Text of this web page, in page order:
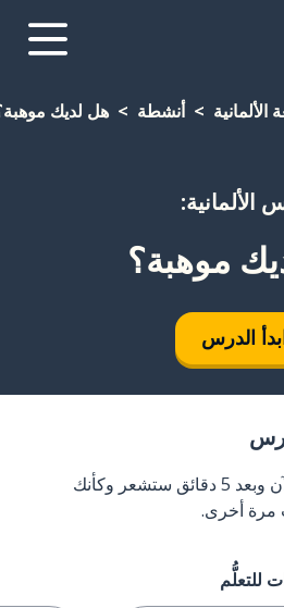
الألمانية أنشطة هل لديك
الألمانية:
موهبة؟
الدرس
انغمس في هذا الدرس الآن وبعد 5 دقائق ستشعر وكأنك
مرة أخرى.